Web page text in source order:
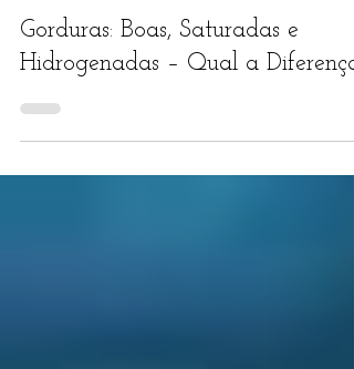
Massoterapia Joseph Leal
1 min de leitura
Gorduras: Boas, Saturadas e
Hidrogenadas – Qual a